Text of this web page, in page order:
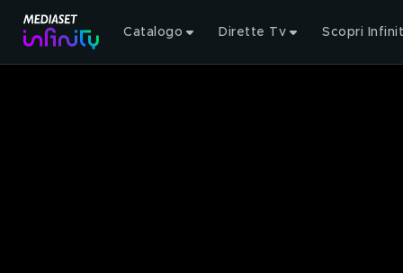
Catalogo Dirette Tv Scopri